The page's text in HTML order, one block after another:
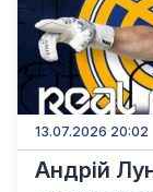
13.07.2026 20:02
Андрій